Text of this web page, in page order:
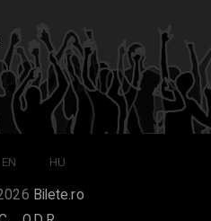
EN HU
Bilete.ro